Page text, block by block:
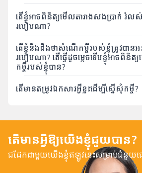
តើខ្ញុំអាចពិនិត្យមើលតារាងសងប្រាក់
របៀបណា?
តើខ្ញុំនឹងដឹងថាសំណើកម្ចីរបស់ខ្ញុំត្រូវបា
របៀបណា? តើធ្វើដូចម្តេចទើបខ្ញុំអាចពិនិ
កម្ចីរបស់ខ្ញុំបាន?
តើមានតម្រូវឯកសារអ្វីខ្លះដើម្បីស្នើសុំកម្ចី?
តើមានអ្វីឱ្យយើងខ្ញុំជួយបាន?
ជជែកជាមួយយើងខ្ញុំឥឡូវនេះសម្រាប់ជំនួយផ្